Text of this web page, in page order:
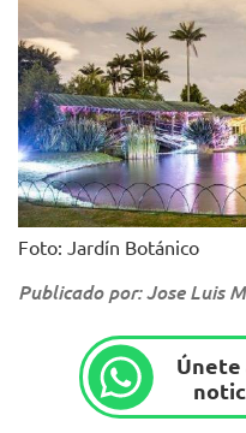
Foto: Jardín Botánico
Publicado por: Jose Luis
Únete